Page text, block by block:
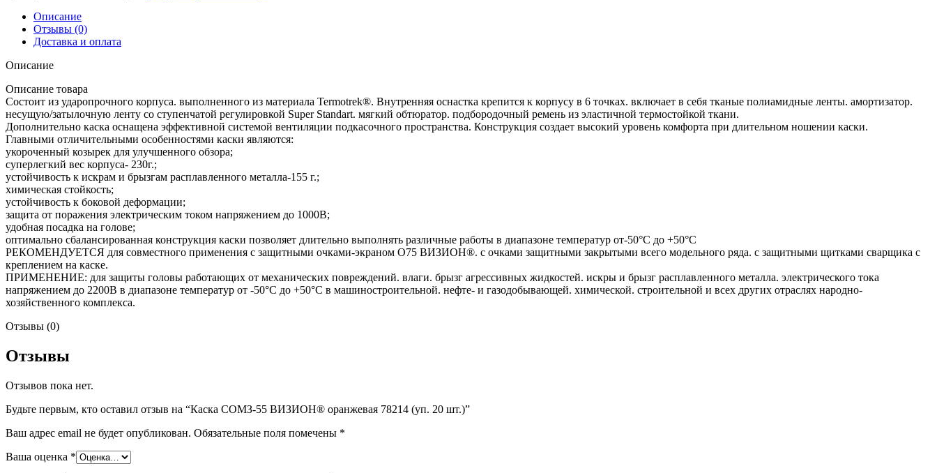
Описание
Отзывы (0)
Доставка и оплата
Описание
Описание товара
Состоит из ударопрочного корпуса. выполненного из материала Termotrek®. Внутренняя оснастка крепится к корпусу в 6 точках. включает в себя тканые полиамидные ленты. амортизатор.
несущую/затылочную ленту со ступенчатой регулировкой Super Standart. мягкий обтюратор. подбородочный ремень из эластичной термостойкой ткани.
Дополнительно каска оснащена эффективной системой вентиляции подкасочного пространства. Конструкция создает высокий уровень комфорта при длительном ношении каски.
Главными отличительными особенностями каски являются:
укороченный козырек для улучшенного обзора;
суперлегкий вес корпуса- 230г.;
устойчивость к искрам и брызгам расплавленного металла-155 г.;
химическая стойкость;
устойчивость к боковой деформации;
защита от поражения электрическим током напряжением до 1000В;
удобная посадка на голове;
оптимально сбалансированная конструкция каски позволяет длительно выполнять различные работы в диапазоне температур от-50°С до +50°С
РЕКОМЕНДУЕТСЯ для совместного применения с защитными очками-экраном О75 ВИЗИОН®. с очками защитными закрытыми всего модельного ряда. с защитными щитками сварщика с
креплением на каске.
ПРИМЕНЕНИЕ: для защиты головы работающих от механических повреждений. влаги. брызг агрессивных жидкостей. искры и брызг расплавленного металла. электрического тока
напряжением до 2200В в диапазоне температур от -50°С до +50°С в машиностроительной. нефте- и газодобывающей. химической. строительной и всех других отраслях народно-
хозяйственного комплекса.
Отзывы (0)
Отзывы
Отзывов пока нет.
Будьте первым, кто оставил отзыв на “Каска СОМЗ-55 ВИЗИОН® оранжевая 78214 (уп. 20 шт.)”
Ваш адрес email не будет опубликован. Обязательные поля помечены *
Ваша оценка *